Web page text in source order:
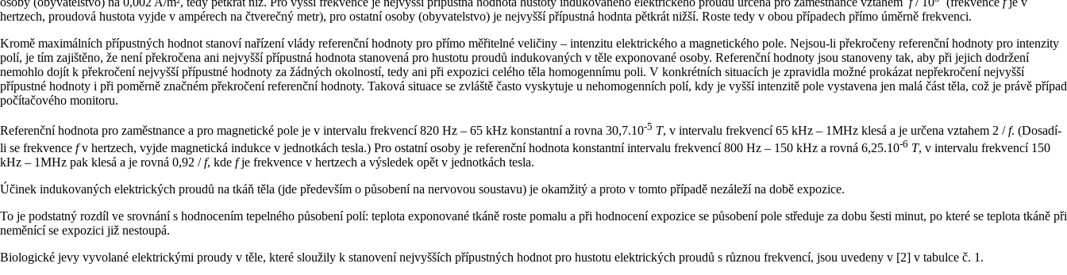
hertzech, proudová hustota vyjde v ampérech na čtverečný metr), pro ostatní osoby (obyvatelstvo) je nejvyšší přípustná hodnta pětkrát nižší. Roste tedy v obou případech přímo úměrně frekvenci.
Kromě maximálních přípustných hodnot stanoví nařízení vlády referenční hodnoty pro přímo měřitelné veličiny – intenzitu elektrického a magnetického pole. Nejsou-li překročeny referenční hodnoty pro intenzity
polí, je tím zajištěno, že není překročena ani nejvyšší přípustná hodnota stanovená pro hustotu proudů indukovaných v těle exponované osoby. Referenční hodnoty jsou stanoveny tak, aby při jejich dodržení
nemohlo dojít k překročení nejvyšší přípustné hodnoty za žádných okolností, tedy ani při expozici celého těla homogennímu poli. V konkrétních situacích je zpravidla možné prokázat nepřekročení nejvyšší
přípustné hodnoty i při poměrně značném překročení referenční hodnoty. Taková situace se zvláště často vyskytuje u nehomogenních polí, kdy je vyšší intenzitě pole vystavena jen malá část těla, což je právě případ
počítačového monitoru.
Referenční hodnota pro zaměstnance a pro magnetické pole je v intervalu frekvencí 820 Hz – 65 kHz konstantní a rovna 30,7.10-5 T, v intervalu frekvencí 65 kHz – 1MHz klesá a je určena vztahem 2 /f. (Dosadí-
li se frekvence fv hertzech, vyjde magnetická indukce v jednotkách tesla.) Pro ostatní osoby je referenční hodnota konstantní intervalu frekvencí 800 Hz – 150 kHz a rovná 6,25.10-6 T, v intervalu frekvencí 150
kHz – 1MHz pak klesá a je rovná 0,92 /f, kde fje frekvence v hertzech a výsledek opět v jednotkách tesla.
Účinek indukovaných elektrických proudů na tkáň těla (jde především o působení na nervovou soustavu) je okamžitý a proto v tomto případě nezáleží na době expozice.
To je podstatný rozdíl ve srovnání s hodnocením tepelného působení polí: teplota exponované tkáně roste pomalu a při hodnocení expozice se působení pole středuje za dobu šesti minut, po které se teplota tkáně při
neměnící se expozici již nestoupá.
Biologické jevy vyvolané elektrickými proudy v těle, které sloužily k stanovení nejvyšších přípustných hodnot pro hustotu elektrických proudů s různou frekvencí, jsou uvedeny v [2] v tabulce č. 1.